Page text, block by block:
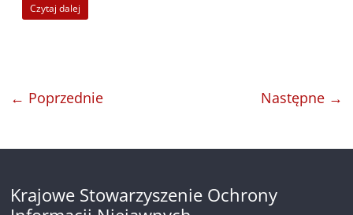
Czytaj dalej
← Poprzednie Następne →
Krajowe Stowarzyszenie Ochrony